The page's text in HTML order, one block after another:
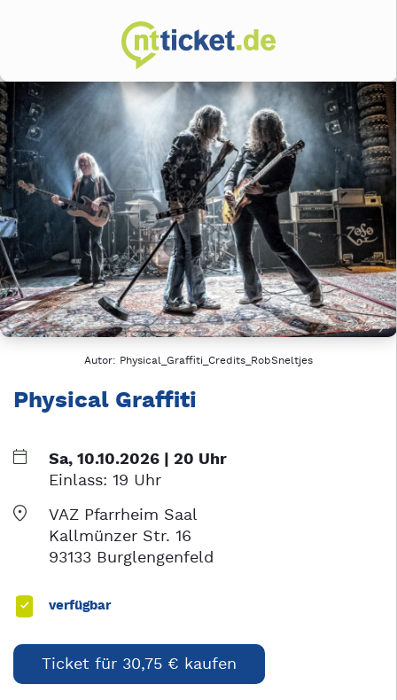
Autor: Physical_Graffiti_Credits_RobSneltjes
Physical Graffiti
Sa, 10.10.2026 | 20 Uhr
Einlass: 19 Uhr
VAZ Pfarrheim Saal
Kallmünzer Str. 16
93133 Burglengenfeld
verfügbar
Ticket für 30,75 € kaufen